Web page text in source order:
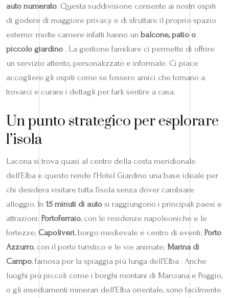
auto numerato. Questa suddivisione consente ai nostri ospiti
di godere di maggiore privacy e di sfruttare il proprio spazio
esterno: molte camere infatti hanno un balcone, patio o
piccolo giardino . La gestione familiare ci permette di offrire
un servizio attento, personalizzato e informale. Ci piace
accogliere gli ospiti come se fossero amici che tornano a
trovarci e curare i dettagli per farli sentire a casa.
Un punto strategico per esplorare
l’isola
Lacona si trova quasi al centro della costa meridionale
dell’Elba e questo rende l’Hotel Giardino una base ideale per
chi desidera visitare tutta l’isola senza dover cambiare
alloggio. In 15 minuti di auto si raggiungono i principali paesi e
attrazioni: Portoferraio, con le residenze napoleoniche e le
fortezze; Capoliveri, borgo medievale e centro di eventi; Porto
Azzurro, con il porto turistico e le vie animate; Marina di
Campo, famosa per la spiaggia più lunga dell’Elba . Anche
luoghi più piccoli come i borghi montani di Marciana e Poggio,
o gli insediamenti minerari dell’Elba orientale, sono facilmente